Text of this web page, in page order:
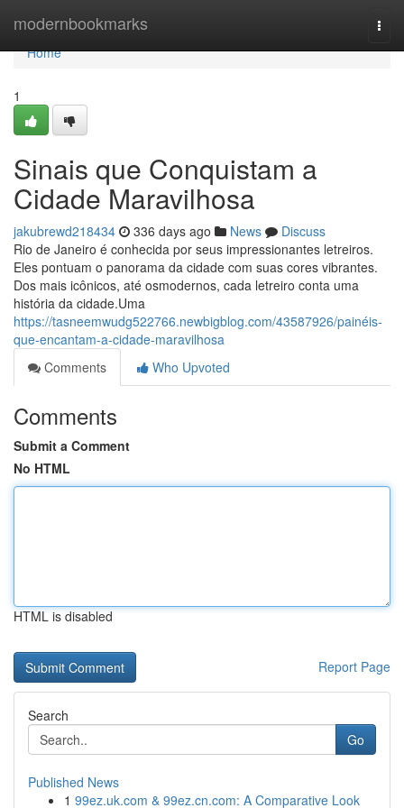
modernbookmarks
Home
Home
1
Sinais que Conquistam a
Cidade Maravilhosa
jakubrewd218434 336 days ago News
Discuss
Rio de Janeiro é conhecida por seus impressionantes letreiros.
Eles pontuam o panorama da cidade com suas cores vibrantes.
Dos mais icônicos, até osmodernos, cada letreiro conta uma
história da cidade.Uma
https://tasneemwudg522766.newbigblog.com/43587926/painéis-
que-encantam-a-cidade-maravilhosa
Comments
Who Upvoted
Comments
Submit a Comment
No HTML
HTML is disabled
Report Page
Search
Go
Published News
1 99ez.uk.com & 99ez.cn.com: A Comparative Look